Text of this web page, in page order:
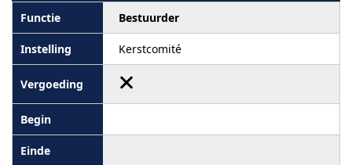
Bestuurder
Kerstcomité